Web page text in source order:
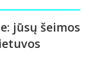
jūsų šeimos